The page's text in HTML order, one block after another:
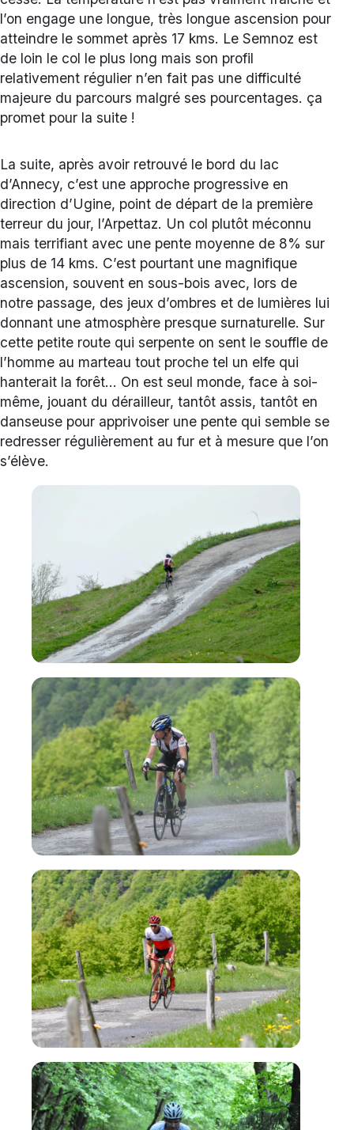
l’on engage une longue, très longue ascension pour
atteindre le sommet après 17 kms. Le Semnoz est
de loin le col le plus long mais son profil
relativement régulier n’en fait pas une difficulté
majeure du parcours malgré ses pourcentages. ça
promet pour la suite !
La suite, après avoir retrouvé le bord du lac
d’Annecy, c’est une approche progressive en
direction d’Ugine, point de départ de la première
terreur du jour, l’Arpettaz. Un col plutôt méconnu
mais terrifiant avec une pente moyenne de 8% sur
plus de 14 kms. C’est pourtant une magnifique
ascension, souvent en sous-bois avec, lors de
notre passage, des jeux d’ombres et de lumières lui
donnant une atmosphère presque surnaturelle. Sur
cette petite route qui serpente on sent le souffle de
l’homme au marteau tout proche tel un elfe qui
hanterait la forêt… On est seul monde, face à soi-
même, jouant du dérailleur, tantôt assis, tantôt en
danseuse pour apprivoiser une pente qui semble se
redresser régulièrement au fur et à mesure que l’on
s’élève.